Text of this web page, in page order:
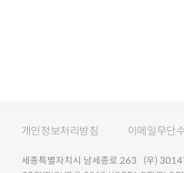
개인정보처리방침 이메일무단
세종특별자치시 남세종로 263 (우)